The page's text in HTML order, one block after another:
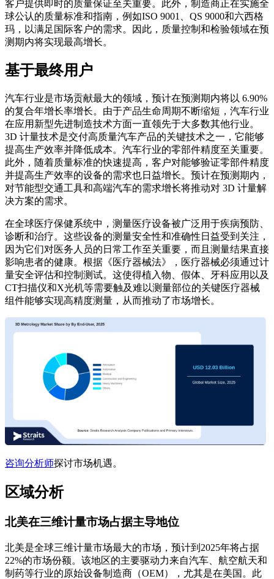
客户提供即时的质量保证至关重要。此外，制造商正在实施全
球公认的质量标准和指南，例如ISO 9001、QS 9000和六西格
玛，以满足国际客户的需求。因此，质量控制和检验领域在预
测期内将实现最高增长。
基于最终用户
汽车行业是市场贡献最大的领域，预计在预测期内将以 6.90%
的复合年增长率增长。由于产品生命周期不断缩短，汽车行业
在应用新型先进制造技术方面一直领先于大多数其他行业。
3D 计量技术是交付高质量汽车产品的关键技术之一，它能够
提高生产效率并降低成本。汽车行业的零部件精度至关重要。
此外，随着质量标准的快速提高，客户对能够验证零部件精度
并提高生产效率的设备的需求也日益增长。预计在预测期内，
对节能型交通工具和高端汽车的需求增长将推动对 3D 计量解
决方案的需求。
在全球医疗保健系统中，测量医疗设备被广泛用于疾病预防、
诊断和治疗。这些设备的测量安全性和准确性日益受到关注，
因为它们对医务人员的日常工作至关重要，而且测量结果直接
影响患者的健康。根据《医疗器械法》，医疗器械必须通过计
量安全评估和控制测试。这使得植入物、假体、牙科应用以及
CT扫描仪和X光机等需要触及难以测量部位的关键医疗器械
组件能够实现高精度测量，从而推动了市场增长。
咨询分析师探讨市场机遇。
区域分析
北美在三维计量市场占据主导地位
北美是全球三维计量市场最大的市场，预计到2025年将占据
22%的市场份额。该地区的主要驱动力来自汽车、航空航天和
制药等行业的原始设备制造商（OEM），尤其是在美国。此